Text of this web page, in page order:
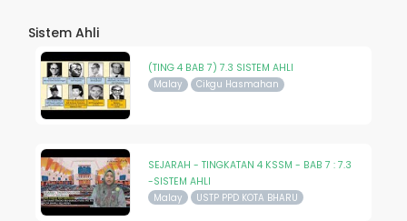
Sistem Ahli
(TING 4 BAB 7) 7.3 SISTEM AHLI
Malay Cikgu Hasmahan
SEJARAH - TINGKATAN 4 KSSM - BAB 7 : 7.3
-SISTEM AHLI
Malay USTP PPD KOTA BHARU